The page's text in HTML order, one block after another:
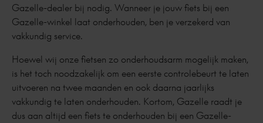
Gazelle-dealer bij nodig. Wanneer je jouw fiets bij een
Gazelle-winkel laat onderhouden, ben je verzekerd van
vakkundig service.
Hoewel wij onze fietsen zo onderhoudsarm mogelijk maken,
is het toch noodzakelijk om een eerste controlebeurt te laten
uitvoeren na twee maanden en ook daarna jaarlijks
vakkundig te laten onderhouden. Kortom, Gazelle raadt je
dus aan altijd een fiets te onderhouden bij een Gazelle-